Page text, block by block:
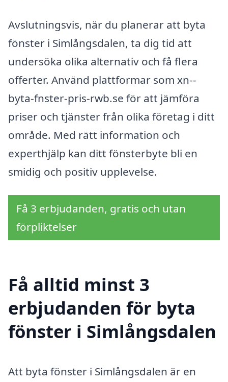
Avslutningsvis, när du planerar att byta
fönster i Simlångsdalen, ta dig tid att
undersöka olika alternativ och få flera
offerter. Använd plattformar som xn--
byta-fnster-pris-rwb.se för att jämföra
priser och tjänster från olika företag i ditt
område. Med rätt information och
experthjälp kan ditt fönsterbyte bli en
smidig och positiv upplevelse.
Få 3 erbjudanden, gratis och utan
förpliktelser
Få alltid minst 3
erbjudanden för byta
fönster i Simlångsdalen
Att byta fönster i Simlångsdalen är en